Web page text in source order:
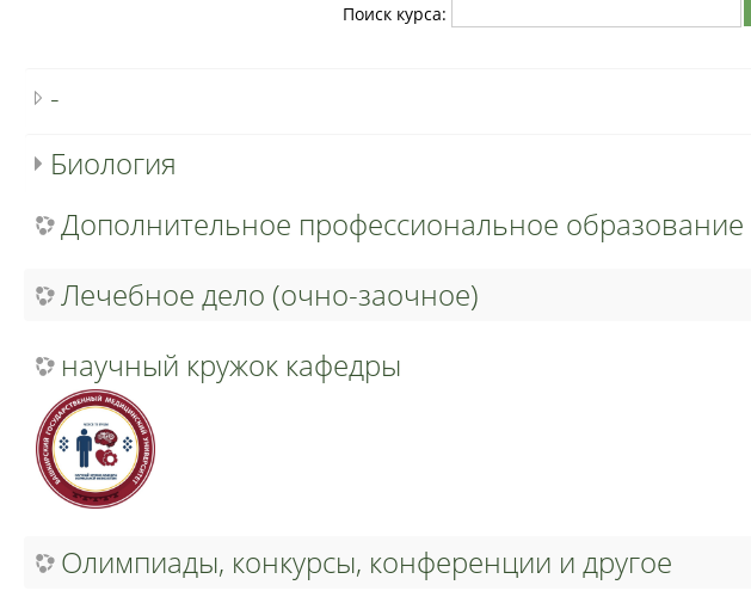
Поиск курса:
-
Биология
Дополнительное профессиональное образование
Лечебное дело (очно-заочное)
научный кружок кафедры
Олимпиады, конкурсы, конференции и другое